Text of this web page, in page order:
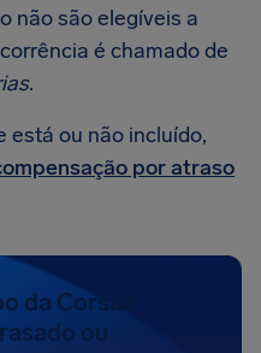
não são elegíveis a
é chamado de
.
está ou não incluído,
por atraso
da Corsair
ou